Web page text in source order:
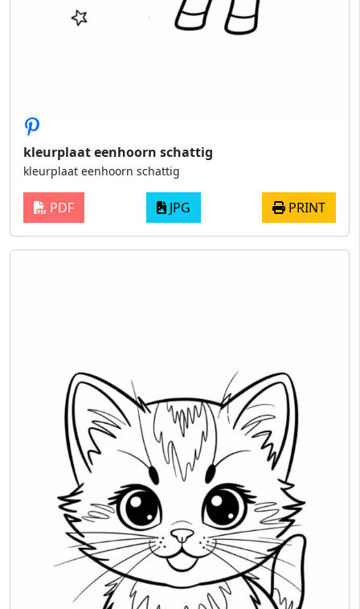
kleurplaat eenhoorn schattig
kleurplaat eenhoorn schattig
PDF JPG PRINT